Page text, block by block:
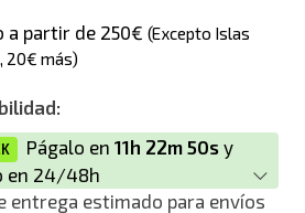
a partir de 250€ (Excepto Islas
20€ más)
Págalo en 11h 22m 50s y
en 24/48h
entrega estimado para envíos